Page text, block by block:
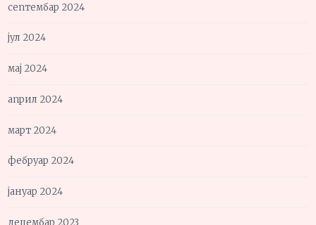
септембар 2024
јул 2024
мај 2024
април 2024
март 2024
фебруар 2024
јануар 2024
децембар 2023